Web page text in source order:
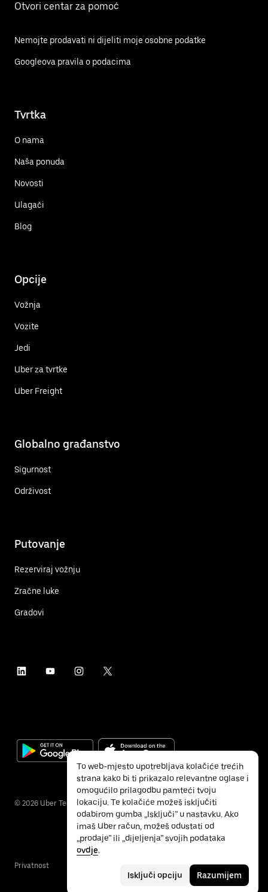
Otvori centar za pomoć
Nemojte prodavati ni dijeliti moje osobne podatke
Googleova pravila o podacima
Tvrtka
O nama
Naša ponuda
Novosti
Ulagači
Blog
Opcije
Vožnja
Vozite
Jedi
Uber za tvrtke
Uber Freight
Globalno građanstvo
Sigurnost
Održivost
Putovanje
Rezerviraj vožnju
Zračne luke
Gradovi
© 2026 Uber Technologies Inc.
Privatnost
To web-mjesto upotrebljava kolačiće trećih
strana kako bi ti prikazalo relevantne oglase i
omogućilo prilagodbu pamteći tvoju
lokaciju. Te kolačiće možeš isključiti
odabirom gumba „Isključi” u nastavku. Ako
imaš Uber račun, možeš odustati od
„prodaje” ili „dijeljenja” svojih podataka
ovdje.
Isključi opciju Razumijem